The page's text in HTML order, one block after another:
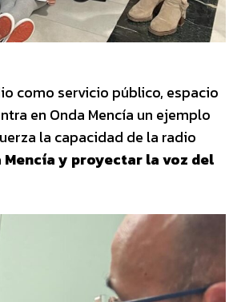
como servicio público, espacio
en Onda Mencía un ejemplo
la capacidad de la radio
y proyectar la voz del